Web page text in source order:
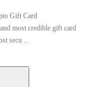
Gift Card
most credible gift card
secu ...